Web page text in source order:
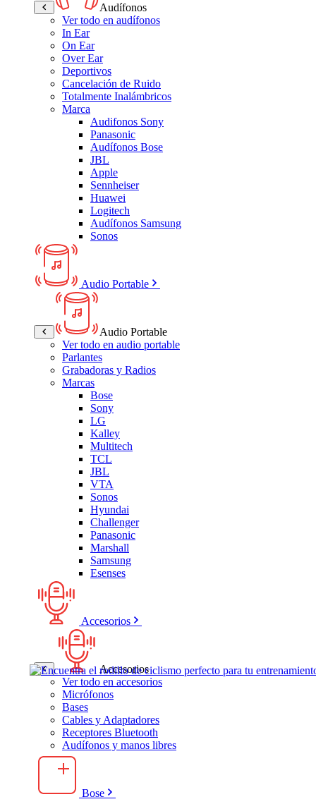
Audífonos
Ver todo en audífonos
In Ear
On Ear
Over Ear
Deportivos
Cancelación de Ruido
Totalmente Inalámbricos
Marca
Audifonos Sony
Panasonic
Audífonos Bose
JBL
Apple
Sennheiser
Huawei
Logitech
Audífonos Samsung
Sonos
Audio Portable
Audio Portable
Ver todo en audio portable
Parlantes
Grabadoras y Radios
Marcas
Bose
Sony
LG
Kalley
Multitech
TCL
JBL
VTA
Sonos
Hyundai
Challenger
Panasonic
Marshall
Samsung
Esenses
Accesorios
Accesorios
Ver todo en accesorios
Micrófonos
Bases
Cables y Adaptadores
Receptores Bluetooth
Audífonos y manos libres
Bose